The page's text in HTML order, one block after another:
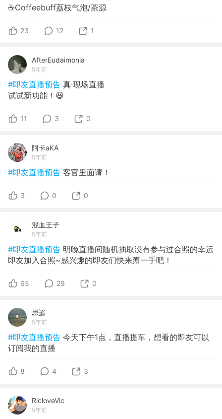
☕️Coffeebuff荔枝气泡/茶源
23 12 1
AfterEudaimonia
5年前
#即友直播预告 真·现场直播
试试新功能！😆
11 3 0
阿卡aKA
5年前
#即友直播预告 客官里面请！
3 0 0
混血王子
5年前
#即友直播预告 明晚直播间随机抽取没有参与过合照的幸运
即友加入合照~感兴趣的即友们快来蹲一手吧！
65 29 0
思遥
5年前
#即友直播预告 今天下午1点，直播提车，想看的即友可以
订阅我的直播
8 4 3
RicloveVic
5年前